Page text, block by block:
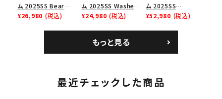
ム 2025SS Bear
Tee ベア Tシャツ ブ
¥26,980 (税込)
ム 2025SS Washed
Chino Twill Camp
ブラック 黒
¥24,980 (税込)
ム 2025SS
Bandana Football
¥52,980 (税込)
もっと見る
最近チェックした商品